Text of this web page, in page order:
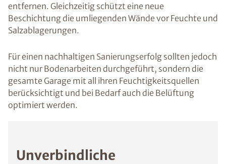
entfernen. Gleichzeitig schützt eine neue
Beschichtung die umliegenden Wände vor Feuchte und
Salzablagerungen.
Für einen nachhaltigen Sanierungserfolg sollten jedoch
nicht nur Bodenarbeiten durchgeführt, sondern die
gesamte Garage mit all ihren Feuchtigkeitsquellen
berücksichtigt und bei Bedarf auch die Belüftung
optimiert werden.
Unverbindliche